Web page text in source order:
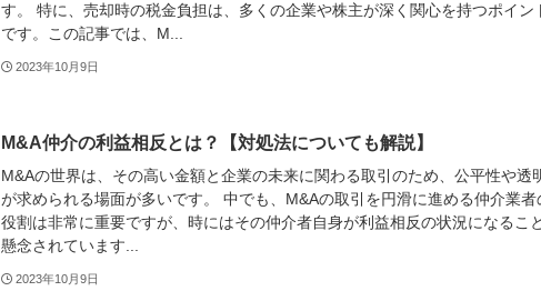
す。 特に、売却時の税金負担は、多くの企業や株主が深く関心を持つポイン
です。この記事では、M...
2023年10月9日
M&A仲介の利益相反とは？【対処法についても解説】
M&Aの世界は、その高い金額と企業の未来に関わる取引のため、公平性や透
が求められる場面が多いです。 中でも、M&Aの取引を円滑に進める仲介業者
役割は非常に重要ですが、時にはその仲介者自身が利益相反の状況になるこ
懸念されています...
2023年10月9日